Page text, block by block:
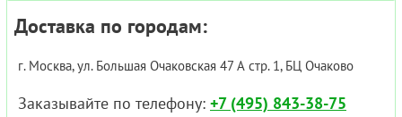
Доставка по городам:
г. Москва, ул. Большая Очаковская 47 А стр. 1, БЦ Очаково
Заказывайте по телефону: +7 (495) 843-38-75